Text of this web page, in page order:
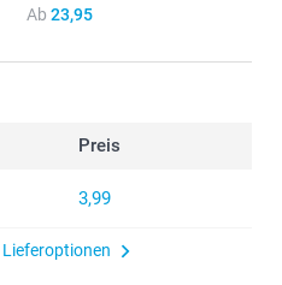
Ab 23,95
Preis
3,99